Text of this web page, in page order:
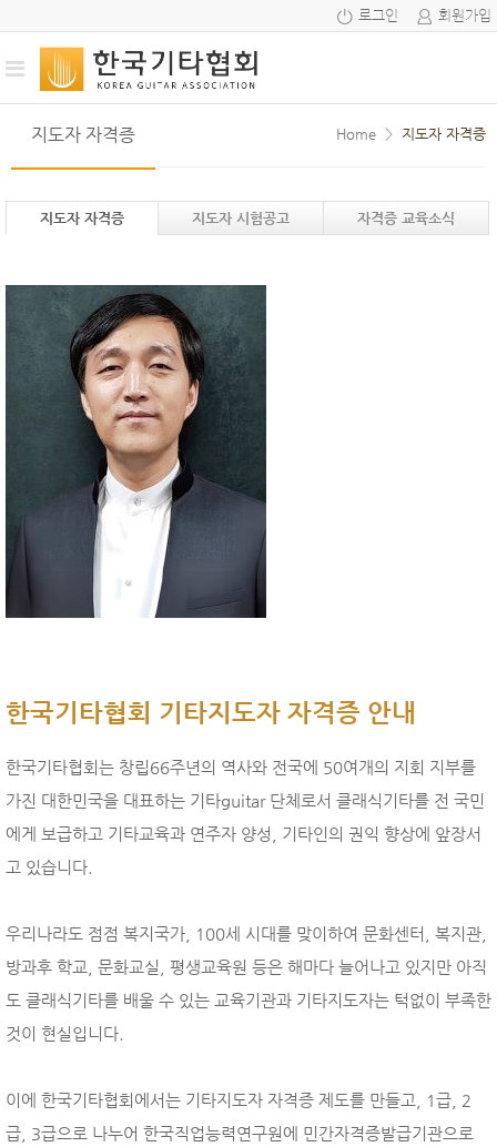
로그인 회원가입
지도자 자격증 Home > 지도자 자격증
지도자 자격증 지도자 시험공고 자격증 교육소식
한국기타협회 기타지도자 자격증 안내
한국기타협회는 창립66주년의 역사와 전국에 50여개의 지회 지부를
가진 대한민국을 대표하는 기타guitar 단체로서 클래식기타를 전 국민
에게 보급하고 기타교육과 연주자 양성, 기타인의 권익 향상에 앞장서
고 있습니다.
우리나라도 점점 복지국가, 100세 시대를 맞이하여 문화센터, 복지관,
방과후 학교, 문화교실, 평생교육원 등은 해마다 늘어나고 있지만 아직
도 클래식기타를 배울 수 있는 교육기관과 기타지도자는 턱없이 부족한
것이 현실입니다.
이에 한국기타협회에서는 기타지도자 자격증 제도를 만들고, 1급, 2
급, 3급으로 나누어 한국직업능력연구원에 민간자격증발급기관으로